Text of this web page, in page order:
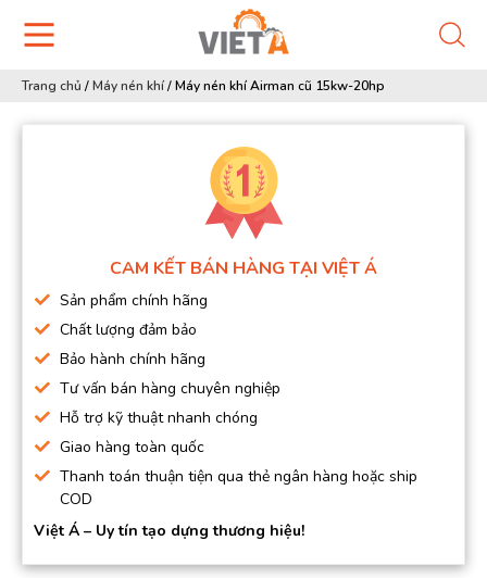
Trang chủ /Máy nén khí/Máy nén khí Airman cũ 15kw-20hp
CAM KẾT BÁN HÀNG TẠI VIỆT Á
Sản phẩm chính hãng
Chất lượng đảm bảo
Bảo hành chính hãng
Tư vấn bán hàng chuyên nghiệp
Hỗ trợ kỹ thuật nhanh chóng
Giao hàng toàn quốc
Thanh toán thuận tiện qua thẻ ngân hàng hoặc ship
COD
Việt Á – Uy tín tạo dựng thương hiệu!